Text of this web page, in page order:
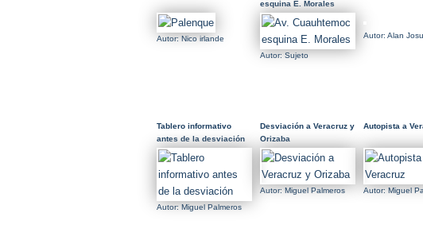
Autor: Nico irlande
esquina E. Morales
Autor: Sujeto
Autor: Alan
Tablero informativo
antes de la desviación
Autor: Miguel Palmeros
Desviación a Veracruz y
Orizaba
Autor: Miguel Palmeros
Autopista a
Autor: Miguel